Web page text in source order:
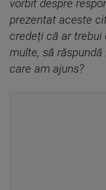
vorbit despre
prezentat aceste
credeți că ar trebui
multe, să
care am ajuns?